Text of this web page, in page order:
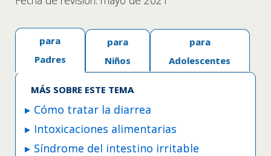
para
Adolescentes
para
Niños
para
Padres
MÁS SOBRE ESTE TEMA
Cómo tratar la diarrea
Intoxicaciones alimentarias
Síndrome del intestino irritable